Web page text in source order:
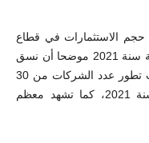
الاستثمارات في قطاع
الأدوية يعادل 1.4 مليار دينار إلى حدود نهاية سنة 2021 موضحا أن نسق
إحداث الشركات الجديدة شهد ارتفاعا حيث تطور عدد الشركات من 30
شركة سنة 2015 إلى 41 شركة في سنة 2021، كما تشهد معظم